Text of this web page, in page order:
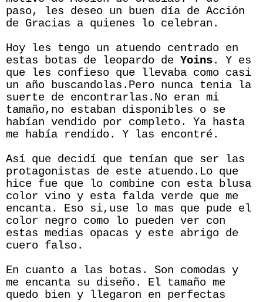
paso, les deseo un buen día de Acción
de Gracias a quienes lo celebran.
Hoy les tengo un atuendo centrado en
estas botas de leopardo de Yoins. Y es
que les confieso que llevaba como casi
un año buscandolas.Pero nunca tenia la
suerte de encontrarlas.No eran mi
tamaño,no estaban disponibles o se
habían vendido por completo. Ya hasta
me había rendido. Y las encontré.
Así que decidí que tenían que ser las
protagonistas de este atuendo.Lo que
hice fue que lo combine con esta blusa
color vino y esta falda verde que me
encanta. Eso si,use lo mas que pude el
color negro como lo pueden ver con
estas medias opacas y este abrigo de
cuero falso.
En cuanto a las botas. Son comodas y
me encanta su diseño. El tamaño me
quedo bien y llegaron en perfectas